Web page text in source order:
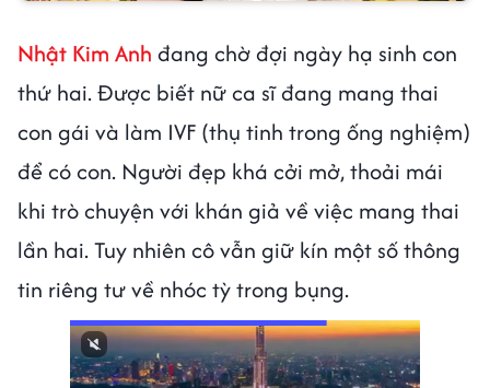
Nhật Kim Anh đang chờ đợi ngày hạ sinh con
thứ hai. Được biết nữ ca sĩ đang mang thai
con gái và làm IVF (thụ tinh trong ống nghiệm)
để có con. Người đẹp khá cởi mở, thoải mái
khi trò chuyện với khán giả về việc mang thai
lần hai. Tuy nhiên cô vẫn giữ kín một số thông
tin riêng tư về nhóc tỳ trong bụng.